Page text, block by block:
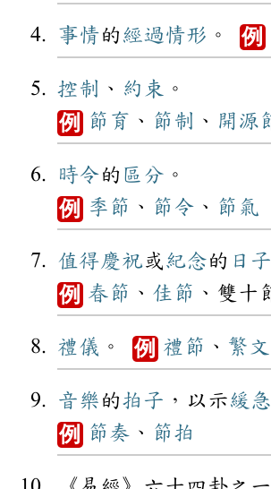
事情的經過情形 。 例
控制 、 約束 。
例 節育 、 節制 、 開源
時令的 區分 。
例 季節 、 節令 、 節氣
值得慶祝或紀念的 日子
例 春節 、 佳節 、雙十
禮儀 。 例 禮節 、 繁
音樂 的拍子 ，以示緩急
例 節奏 、 節拍